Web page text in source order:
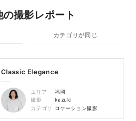
の撮影レポート
カテゴリが同じ
Classic Elegance
エリア
福岡
撮影
kazuki
カテゴリ
ロケーション撮影